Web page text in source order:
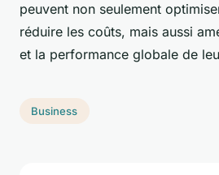
peuvent non seulement
réduire les coûts, mais aussi
et la performance globale de
Business